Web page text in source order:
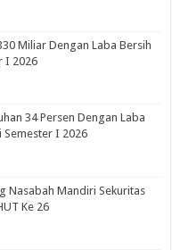
Miliar Dengan Laba Bersih
I 2026
34 Persen Dengan Laba
Semester I 2026
Nasabah Mandiri Sekuritas
Ke 26